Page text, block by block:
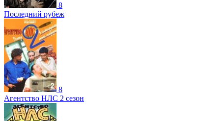
8
Последний рубеж
8
Агентство НЛС 2 сезон